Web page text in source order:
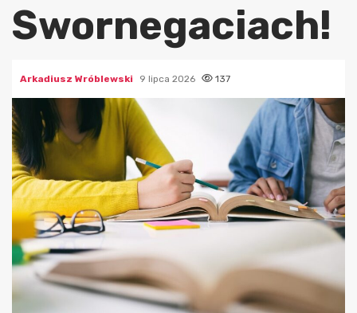
Swornegaciach!
Arkadiusz Wróblewski 9 lipca 2026 137